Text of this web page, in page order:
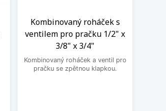
Kombinovaný roháček s
ventilem pro pračku 1/2" x
3/8" x 3/4"
Kombinovaný roháček a ventil pro
pračku se zpětnou klapkou.